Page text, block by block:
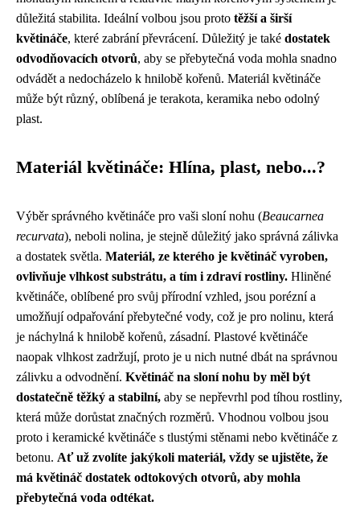
důležitá stabilita. Ideální volbou jsou proto těžší a širší
květináče, které zabrání převrácení. Důležitý je také dostatek
odvodňovacích otvorů, aby se přebytečná voda mohla snadno
odvádět a nedocházelo k hnilobě kořenů. Materiál květináče
může být různý, oblíbená je terakota, keramika nebo odolný
plast.
Materiál květináče: Hlína, plast, nebo...?
Výběr správného květináče pro vaši sloní nohu (Beaucarnea
recurvata), neboli nolina, je stejně důležitý jako správná zálivka
a dostatek světla. Materiál, ze kterého je květináč vyroben,
ovlivňuje vlhkost substrátu, a tím i zdraví rostliny. Hliněné
květináče, oblíbené pro svůj přírodní vzhled, jsou porézní a
umožňují odpařování přebytečné vody, což je pro nolinu, která
je náchylná k hnilobě kořenů, zásadní. Plastové květináče
naopak vlhkost zadržují, proto je u nich nutné dbát na správnou
zálivku a odvodnění. Květináč na sloní nohu by měl být
dostatečně těžký a stabilní, aby se nepřevrhl pod tíhou rostliny,
která může dorůstat značných rozměrů. Vhodnou volbou jsou
proto i keramické květináče s tlustými stěnami nebo květináče z
betonu. Ať už zvolíte jakýkoli materiál, vždy se ujistěte, že
má květináč dostatek odtokových otvorů, aby mohla
přebytečná voda odtékat.